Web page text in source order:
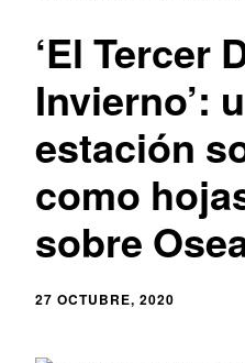
‘El Tercer
Invierno’:
estación
como
sobre
27 OCTUBRE, 2020